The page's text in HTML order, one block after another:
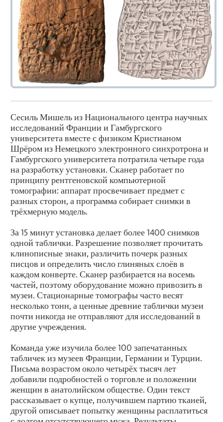
Сесиль Мишель из Национального центра научных
исследований Франции и Гамбургского
университета вместе с физиком Кристианом
Шрёром из Немецкого электронного синхротрона и
Гамбургского университета потратила четыре года
на разработку установки. Сканер работает по
принципу рентгеновской компьютерной
томографии: аппарат просвечивает предмет с
разных сторон, а программа собирает снимки в
трёхмерную модель.
За 15 минут установка делает более 1400 снимков
одной таблички. Разрешение позволяет прочитать
клинописные знаки, различить почерк разных
писцов и определить число глиняных слоёв в
каждом конверте. Сканер разбирается на восемь
частей, поэтому оборудование можно привозить в
музеи. Стационарные томографы часто весят
несколько тонн, а ценные древние таблички музеи
почти никогда не отправляют для исследований в
другие учреждения.
Команда уже изучила более 100 запечатанных
табличек из музеев Франции, Германии и Турции.
Письма возрастом около четырёх тысяч лет
добавили подробностей о торговле и положении
женщин в анатолийском обществе. Один текст
рассказывает о купце, получившем партию тканей,
другой описывает попытку женщины расплатиться